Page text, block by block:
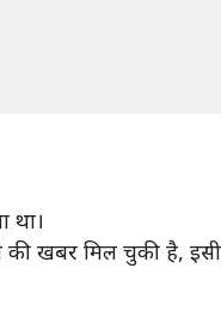
था।
की खबर मिल चुकी है,